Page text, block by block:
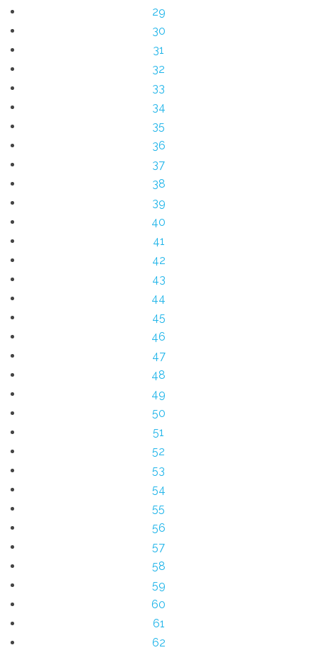
29
30
31
32
33
34
35
36
37
38
39
40
41
42
43
44
45
46
47
48
49
50
51
52
53
54
55
56
57
58
59
60
61
62